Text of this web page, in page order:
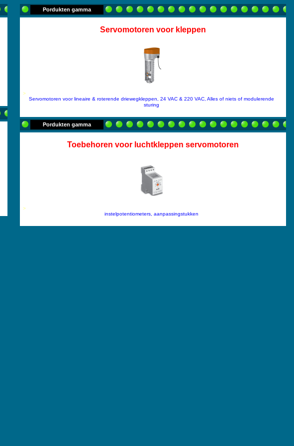
Pordukten gamma
Servomotoren voor kleppen
>
Servomotoren voor lineaire & roterende driewegkleppen, 24 VAC & 220 VAC, Alles of niets of modulerende
sturing
Pordukten gamma
Toebehoren voor luchtkleppen servomotoren
>
instelpotentiometers, aanpassingstukken